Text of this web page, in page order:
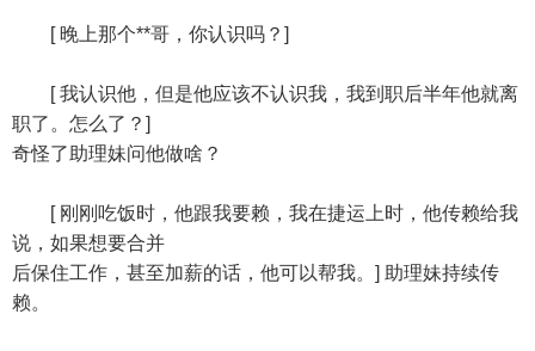
[ 晚上那个**哥，你认识吗？]
[ 我认识他，但是他应该不认识我，我到职后半年他就离
职了。怎么了？]
奇怪了助理妹问他做啥？
[ 刚刚吃饭时，他跟我要赖，我在捷运上时，他传赖给我
说，如果想要合并
后保住工作，甚至加薪的话，他可以帮我。] 助理妹持续传
赖。